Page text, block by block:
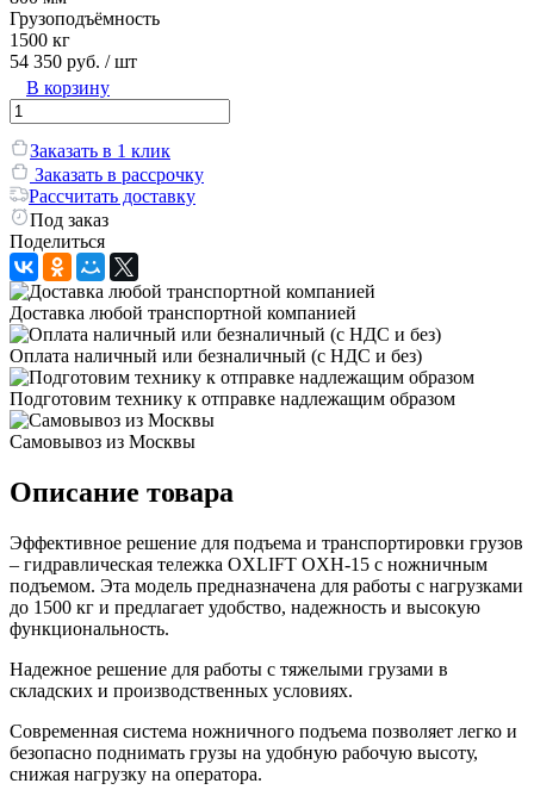
Грузоподъёмность
1500 кг
54 350 руб. / шт
В корзину
Заказать в 1 клик
Заказать в рассрочку
Рассчитать доставку
Под заказ
Поделиться
Доставка любой транспортной компанией
Оплата наличный или безналичный (с НДС и без)
Подготовим технику к отправке надлежащим образом
Самовывоз из Москвы
Описание товара
Эффективное решение для подъема и транспортировки грузов
– гидравлическая тележка OXLIFT OXH-15 с ножничным
подъемом. Эта модель предназначена для работы с нагрузками
до 1500 кг и предлагает удобство, надежность и высокую
функциональность.
Надежное решение для работы с тяжелыми грузами в
складских и производственных условиях.
Современная система ножничного подъема позволяет легко и
безопасно поднимать грузы на удобную рабочую высоту,
снижая нагрузку на оператора.